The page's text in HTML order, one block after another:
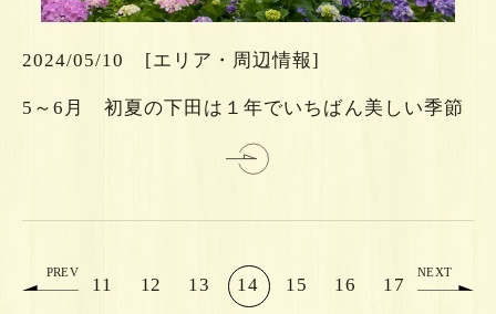
2024/05/10 [エリア・周辺情報]
5～6月 初夏の下田は１年でいちばん美しい季節
は
こ
PREV
11 12 13 14 15 16 17
NEXT